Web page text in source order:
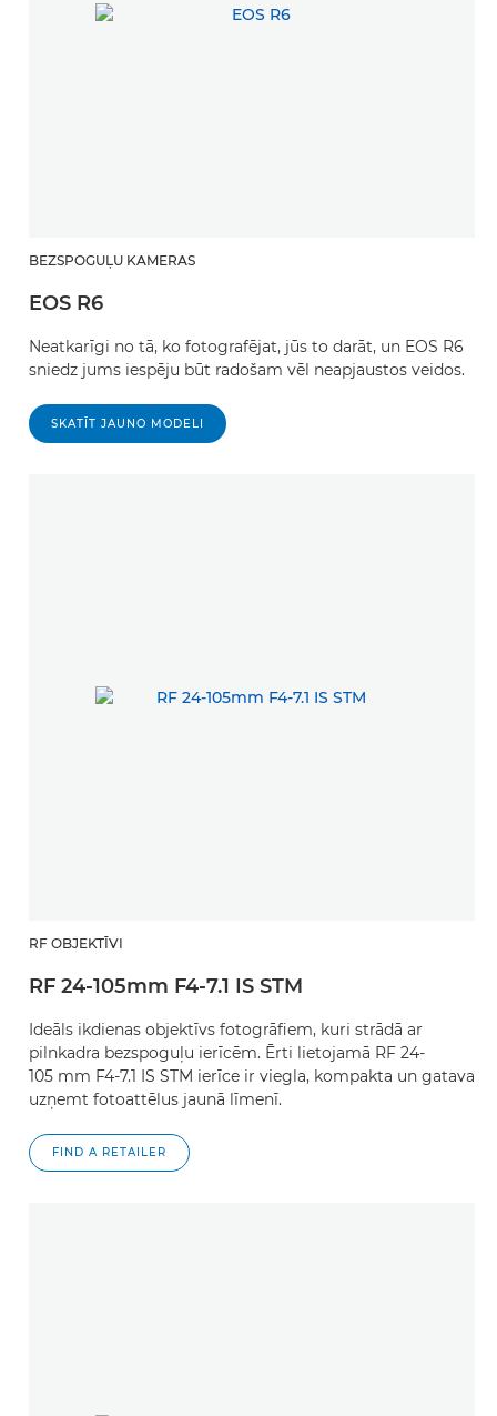
BEZSPOGUĻU KAMERAS
EOS R6
Neatkarīgi no tā, ko fotografējat, jūs to darāt, un EOS R6
sniedz jums iespēju būt radošam vēl neapjaustos veidos.
SKATĪT JAUNO MODELI
RF OBJEKTĪVI
RF 24-105mm F4-7.1 IS STM
Ideāls ikdienas objektīvs fotogrāfiem, kuri strādā ar
pilnkadra bezspoguļu ierīcēm. Ērti lietojamā RF 24-
105 mm F4-7.1 IS STM ierīce ir viegla, kompakta un gatava
uzņemt fotoattēlus jaunā līmenī.
FIND A RETAILER